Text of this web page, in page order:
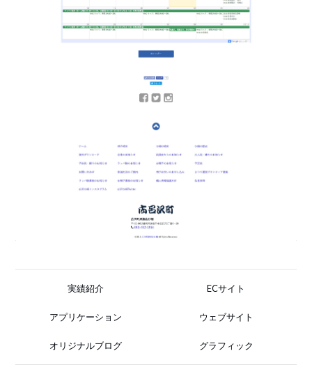
実績紹介 ECサイト
アプリケーション ウェブサイト
オリジナルブログ グラフィック